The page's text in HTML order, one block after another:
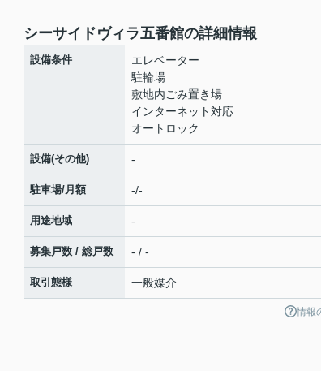
シーサイドヴィラ五番館の詳細情報
設備条件
エレベーター
駐輪場
敷地内ごみ置き場
インターネット対応
オートロック
設備(その他) -
駐車場/月額 -/-
用途地域 -
募集戸数 / 総戸数 - / -
取引態様 一般媒介
情報